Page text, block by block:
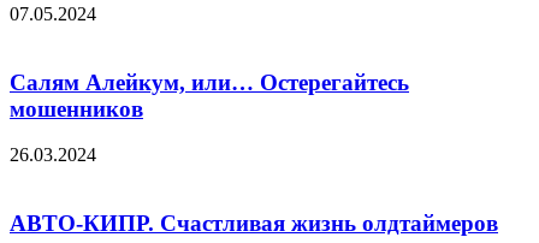
07.05.2024
Салям Алейкум, или… Остерегайтесь
мошенников
26.03.2024
АВТО-КИПР. Счастливая жизнь олдтаймеров